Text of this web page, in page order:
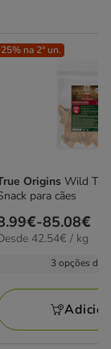
na 2ª un.
OriginsWild
para cães
-85.08€
42.54€ / kg
3 opções de